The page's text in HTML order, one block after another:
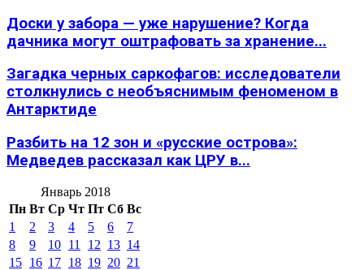
Доски у забора — уже нарушение? Когда
дачника могут оштрафовать за хранение...
Загадка черных саркофагов: исследователи
столкнулись с необъяснимым феноменом в
Антарктиде
Разбить на 12 зон и «русские острова»:
Медведев рассказал как ЦРУ в...
Январь 2018
Пн Вт Ср Чт Пт Сб Вс
1
2 3 4 5 6
7
8
9 10 11 12 13 14
15 16 17 18 19 20 21